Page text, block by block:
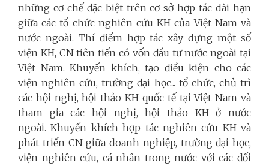
những cơ chế đặc biệt trên cơ sở hợp tác dài hạn
giữa các tổ chức nghiên cứu KH của Việt Nam và
nước ngoài. Thí điểm hợp tác xây dựng một số
viện KH, CN tiên tiến có vốn đầu tư nước ngoài tại
Việt Nam. Khuyến khích, tạo điều kiện cho các
viện nghiên cứu, trường đại học... tổ chức, chủ trì
các hội nghị, hội thảo KH quốc tế tại Việt Nam và
tham gia các hội nghị, hội thảo KH ở nước
ngoài. Khuyến khích hợp tác nghiên cứu KH và
phát triển CN giữa doanh nghiệp, trường đại học,
viện nghiên cứu, cá nhân trong nước với các đối